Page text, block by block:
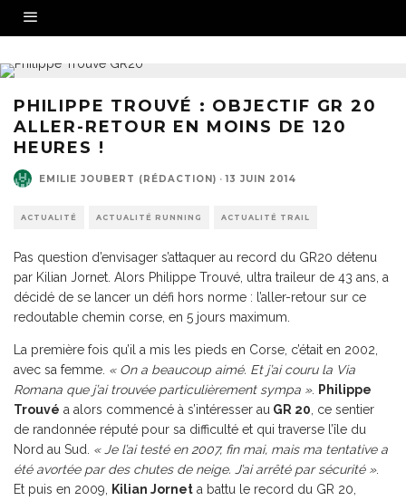
PHILIPPE TROUVÉ : OBJECTIF GR 20
ALLER-RETOUR EN MOINS DE 120
HEURES !
EMILIE JOUBERT (RÉDACTION) · 13 JUIN 2014
ACTUALITÉ ACTUALITÉ RUNNING ACTUALITÉ TRAIL
Pas question d’envisager s’attaquer au record du GR20 détenu
par Kilian Jornet. Alors Philippe Trouvé, ultra traileur de 43 ans, a
décidé de se lancer un défi hors norme : l’aller-retour sur ce
redoutable chemin corse, en 5 jours maximum.
La première fois qu’il a mis les pieds en Corse, c’était en 2002,
avec sa femme. « On a beaucoup aimé. Et j’ai couru la Via
Romana que j’ai trouvée particulièrement sympa ». Philippe
Trouvé a alors commencé à s’intéresser au GR 20 , ce sentier
de randonnée réputé pour sa difficulté et qui traverse l’île du
Nord au Sud.
« Je l’ai testé en 2007, fin mai, mais ma tentative a
été avortée par des chutes de neige. J’ai arrêté par sécurité ».
Et puis en 2009,
Kilian Jornet a battu le record du GR 20,